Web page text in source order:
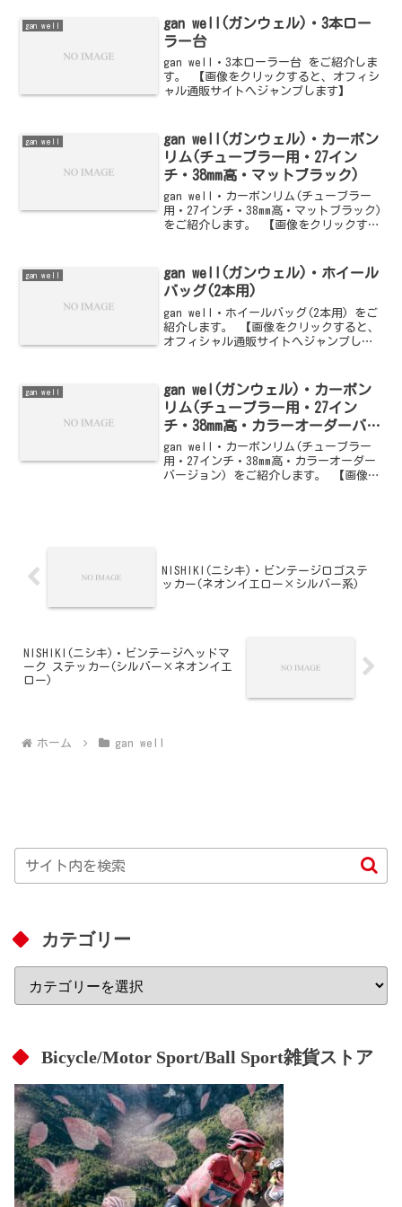
gan well
gan well(ガンウェル)・3本ロー
ラー台
gan well・3本ローラー台 をご紹介しま
す。 【画像をクリックすると、オフィシ
ャル通販サイトへジャンプします】
gan well
gan well(ガンウェル)・カーボン
リム(チューブラー用・27イン
チ・38mm高・マットブラック)
gan well・カーボンリム(チューブラー
用・27インチ・38mm高・マットブラック)
をご紹介します。 【画像をクリックする
gan well
gan well(ガンウェル)・ホイール
バッグ(2本用)
gan well・ホイールバッグ(2本用) をご
紹介します。 【画像をクリックすると、
オフィシャル通販サイトへジャンプしま
gan well
gan wel(ガンウェル)・カーボン
リム(チューブラー用・27イン
チ・38mm高・カラーオーダーバー
ジョン)
gan well・カーボンリム(チューブラー
用・27インチ・38mm高・カラーオーダー
バージョン) をご紹介します。 【画像を
NISHIKI(ニシキ)・ビンテージロゴステ
ッカー(ネオンイエロー×シルバー系)
NISHIKI(ニシキ)・ビンテージヘッドマ
ーク ステッカー(シルバー×ネオンイエ
ロー)
ホーム gan well
カテゴリー
Bicycle/Motor Sport/Ball Sport雑貨ストア